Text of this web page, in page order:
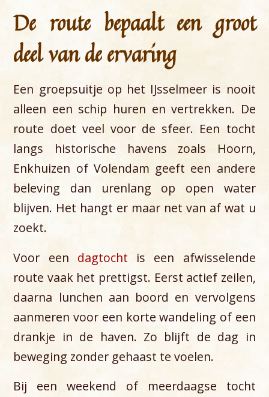
De route bepaalt een groot
deel van de ervaring
Een groepsuitje op het IJsselmeer is nooit
alleen een schip huren en vertrekken. De
route doet veel voor de sfeer. Een tocht
langs historische havens zoals Hoorn,
Enkhuizen of Volendam geeft een andere
beleving dan urenlang op open water
blijven. Het hangt er maar net van af wat u
zoekt.
Voor een dagtocht is een afwisselende
route vaak het prettigst. Eerst actief zeilen,
daarna lunchen aan boord en vervolgens
aanmeren voor een korte wandeling of een
drankje in de haven. Zo blijft de dag in
beweging zonder gehaast te voelen.
Bij een weekend of meerdaagse tocht